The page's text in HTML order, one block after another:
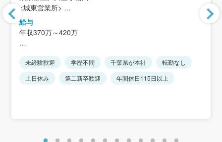
<城東営業所>
＜アクセス＞「平井駅」徒歩16分
・都営新宿「東大島駅」徒歩14分
※転勤はございません。
給与
年収370万～420万
※固定残業代／45時間：67,000円を含む（超過分は支
給）
○年収例 28歳／入社2年目／400万円
未経験歓迎 学歴不問 千葉県が本社
転勤なし
土日休み
第二新卒歓迎 年間休日115日以上